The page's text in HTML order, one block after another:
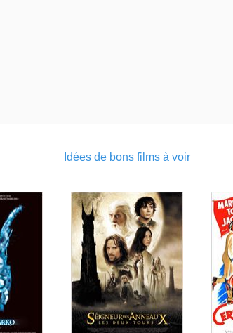
Idées de bons films à voir